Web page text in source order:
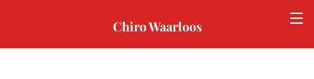
Chiro Waarloos